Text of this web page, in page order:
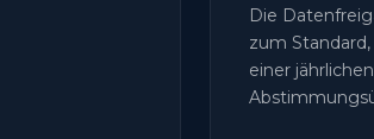
Die
zum
einer jährlichen